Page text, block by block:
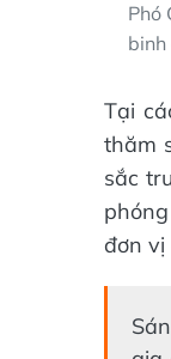
Phó
binh
Tại
thăm
sắc
đơn vị